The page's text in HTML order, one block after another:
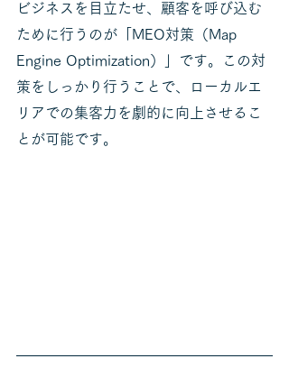
ビジネスを目立たせ、顧客を呼び込む
ために行うのが「MEO対策（Map
Engine Optimization）」です。この対
策をしっかり行うことで、ローカルエ
リアでの集客力を劇的に向上させるこ
とが可能です。